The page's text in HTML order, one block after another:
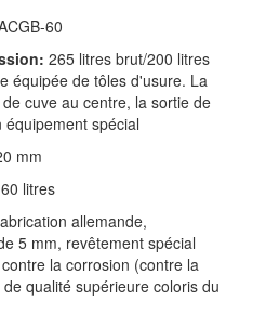
60
265 litres brut/200 litres
équipée de tôles d'usure. La
cuve au centre, la sortie de
spécial
mm
litres
allemande,
5 mm, revêtement spécial
la corrosion (contre la
qualité supérieure coloris du